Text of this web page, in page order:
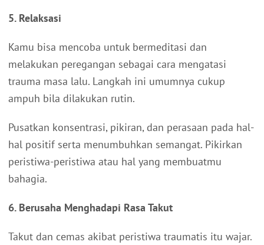
5. Relaksasi
Kamu bisa mencoba untuk bermeditasi dan
melakukan peregangan sebagai cara mengatasi
trauma masa lalu. Langkah ini umumnya cukup
ampuh bila dilakukan rutin.
Pusatkan konsentrasi, pikiran, dan perasaan pada hal-
hal positif serta menumbuhkan semangat. Pikirkan
peristiwa-peristiwa atau hal yang membuatmu
bahagia.
6. Berusaha Menghadapi Rasa Takut
Takut dan cemas akibat peristiwa traumatis itu wajar.